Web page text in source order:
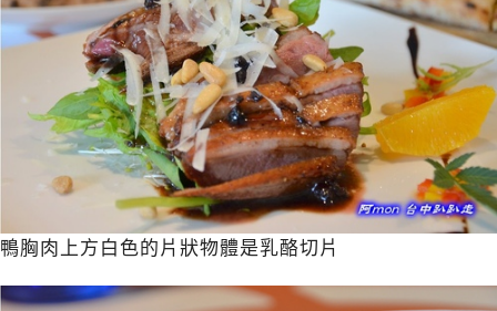
鴨胸肉上方白色的片狀物體是乳酪切片